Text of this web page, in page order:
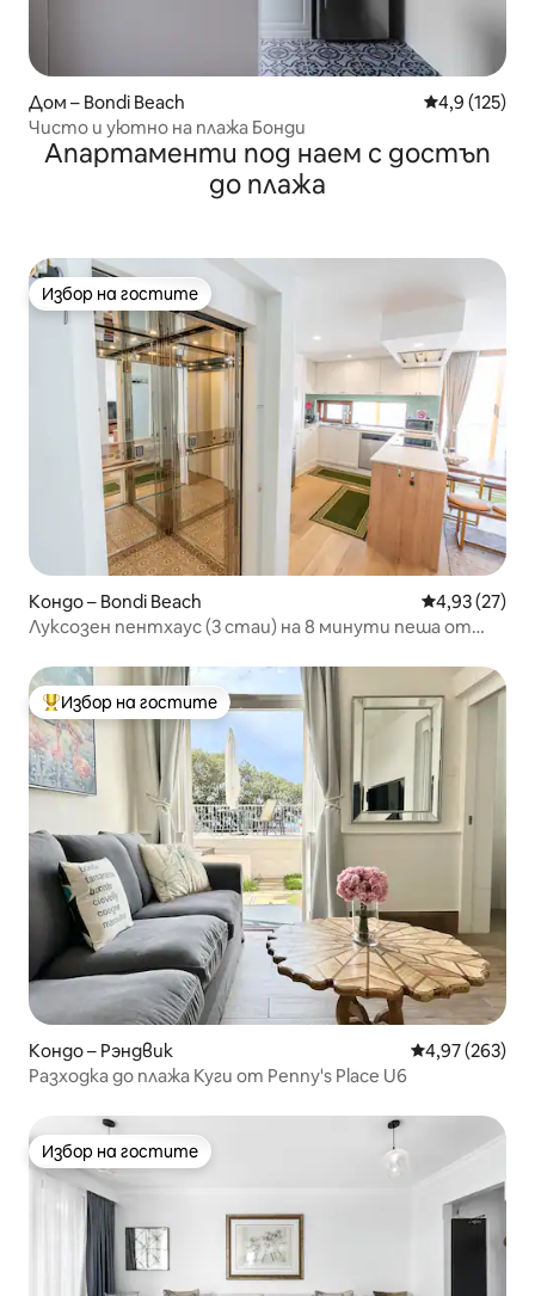
Дом – Bondi Beach Средна
4,9 (125)
Чисто и уютно на плажа Бонди
Апартаменти под наем с достъп
до плажа
Избор на гостите
Избор на гостите
Кондо – Bondi Beach Средна
4,93 (27)
Луксозен пентхаус (3 стаи) на 8 минути пеша от
Най-популярен избор на гостите
Избор на гостите
Кондо – Рэндвик Средна
4,97 (263)
Разходка до плажа Куги от Penny's Place U6
Избор на гостите
Избор на гостите